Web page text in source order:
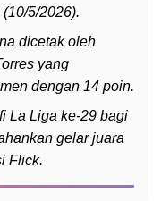
5/2026).
dicetak oleh
yang
dengan 14 poin.
La Liga ke-29 bagi
gelar juara
Flick.